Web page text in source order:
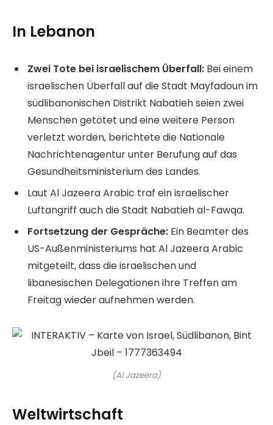
In Lebanon
Zwei Tote bei israelischem Überfall: Bei einem
israelischen Überfall auf die Stadt Mayfadoun im
südlibanonischen Distrikt Nabatieh seien zwei
Menschen getötet und eine weitere Person
verletzt worden, berichtete die Nationale
Nachrichtenagentur unter Berufung auf das
Gesundheitsministerium des Landes.
Laut Al Jazeera Arabic traf ein israelischer
Luftangriff auch die Stadt Nabatieh al-Fawqa.
Fortsetzung der Gespräche: Ein Beamter des
US-Außenministeriums hat Al Jazeera Arabic
mitgeteilt, dass die israelischen und
libanesischen Delegationen ihre Treffen am
Freitag wieder aufnehmen werden.
(Al Jazeera)
Weltwirtschaft